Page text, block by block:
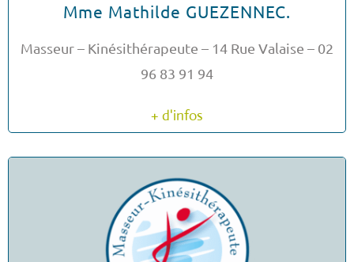
Mme Mathilde GUEZENNEC.
Masseur – Kinésithérapeute – 14 Rue Valaise – 02
96 83 91 94
+ d'infos